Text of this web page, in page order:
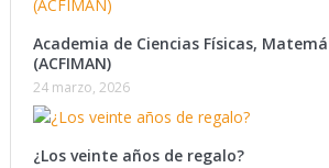
Academia de Ciencias Físicas,
(ACFIMAN)
24 marzo, 2026
¿Los veinte años de regalo?